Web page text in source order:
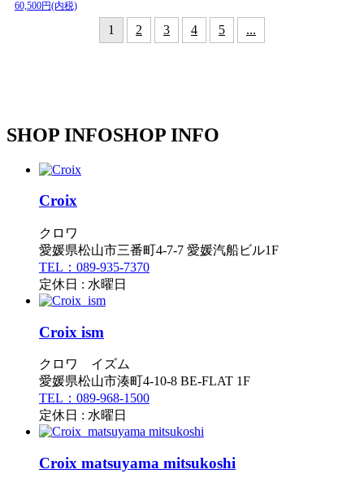
60,500円(内税)
1 2 3 4 5 ...
SHOP INFOSHOP INFO
Croix
クロワ
愛媛県松山市三番町4-7-7 愛媛汽船ビル1F
TEL：089-935-7370
定休日 : 水曜日
Croix ism
クロワ イズム
愛媛県松山市湊町4-10-8 BE-FLAT 1F
TEL：089-968-1500
定休日 : 水曜日
Croix matsuyama mitsukoshi